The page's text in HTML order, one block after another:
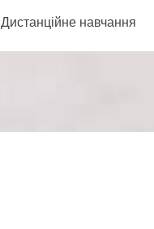
Дистанційне навчання